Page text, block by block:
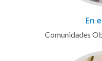
En
Comunidades